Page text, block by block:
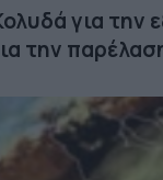
για την
την